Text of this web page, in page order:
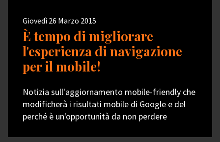
Giovedì 26 Marzo 2015
È tempo di migliorare
l'esperienza di navigazione
per il mobile!
Notizia sull'aggiornamento mobile-friendly che
modificherà i risultati mobile di Google e del
perché è un'opportunità da non perdere